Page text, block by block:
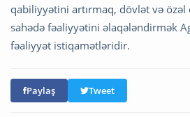
qabiliyyətini artırmaq, dövlət və özəl
sahədə fəaliyyətini əlaqələndirmək
fəaliyyət istiqamətləridir.
Paylaş Tweet